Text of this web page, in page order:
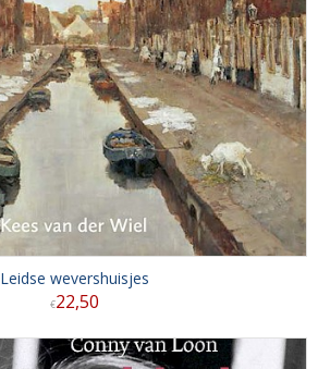
Leidse wevershuisjes
€22,50